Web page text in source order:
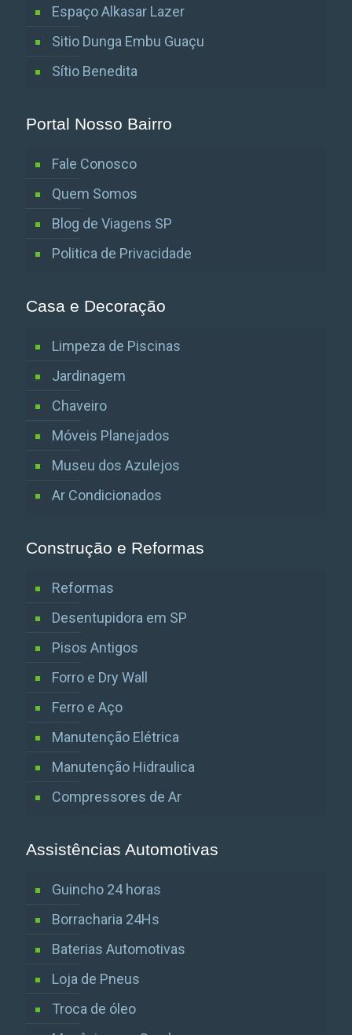
Espaço Alkasar Lazer
Sitio Dunga Embu Guaçu
Sítio Benedita
Portal Nosso Bairro
Fale Conosco
Quem Somos
Blog de Viagens SP
Politica de Privacidade
Casa e Decoração
Limpeza de Piscinas
Jardinagem
Chaveiro
Móveis Planejados
Museu dos Azulejos
Ar Condicionados
Construção e Reformas
Reformas
Desentupidora em SP
Pisos Antigos
Forro e Dry Wall
Ferro e Aço
Manutenção Elétrica
Manutenção Hidraulica
Compressores de Ar
Assistências Automotivas
Guincho 24 horas
Borracharia 24Hs
Baterias Automotivas
Loja de Pneus
Troca de óleo